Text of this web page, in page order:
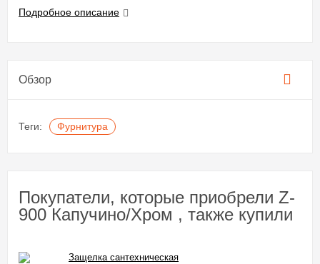
Подробное описание
Обзор
Теги: Фурнитура
Покупатели, которые приобрели Z-
900 Капучино/Хром , также купили
Защелка сантехническая